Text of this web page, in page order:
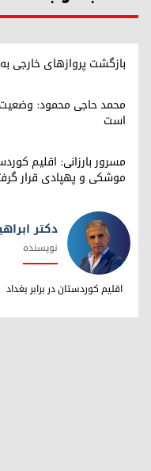
بازگشت پروازهای خارجی
محمد حاجی محمود: وضعیت
است
موشکی و پهپادی قرار
دکتر ابراهیم خالد
دکتر
نویسنده
اقلیم کوردستان در برابر بغداد